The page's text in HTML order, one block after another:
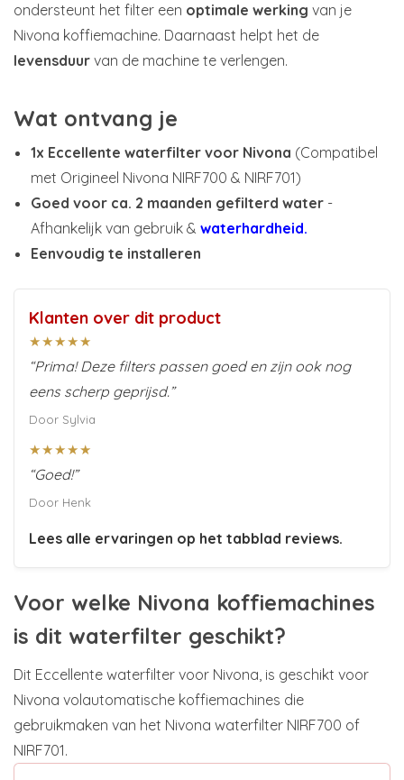
ondersteunt het filter een optimale werking van je
Nivona koffiemachine. Daarnaast helpt het de
levensduur van de machine te verlengen.
Wat ontvang je
1x Eccellente waterfilter voor Nivona (Compatibel
met Origineel Nivona NIRF700 & NIRF701)
Goed voor ca. 2 maanden gefilterd water -
Afhankelijk van gebruik &waterhardheid.
Eenvoudig te installeren
Klanten over dit product
★★★★★
“Prima! Deze filters passen goed en zijn ook nog
eens scherp geprijsd.”
Door Sylvia
★★★★★
“Goed!”
Door Henk
Lees alle ervaringen op het tabblad reviews.
Voor welke Nivona koffiemachines
is dit waterfilter geschikt?
Dit Eccellente waterfilter voor Nivona, is geschikt voor
Nivona volautomatische koffiemachines die
gebruikmaken van het Nivona waterfilter NIRF700 of
NIRF701.